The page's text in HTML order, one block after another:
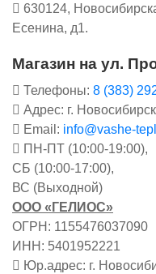
630124,
Есенина, д1.
Магазин на ул.
Телефоны: 8 (383)
Адрес: г.
Email: info@vashe-
ПН-ПТ (10:00-19:00),
СБ (10:00-17:00),
ВС (Выходной)
ООО «ГЕЛИОС»
ОГРН: 1155476037090
ИНН: 5401952221
Юр.адрес: г.